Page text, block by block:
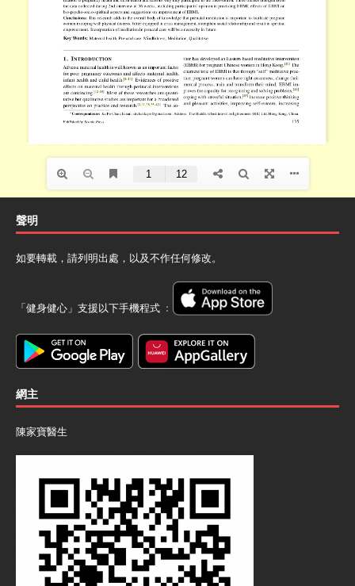
聲明
如要轉載，請列明出處，以及不作任何修改。
「健身健心」支援以下手機程式 ﹕
網主
陳家寶醫生